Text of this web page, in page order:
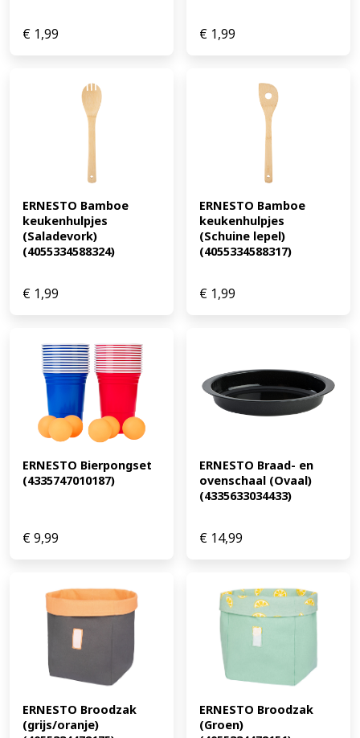
€ 1,99 € 1,99
ERNESTO Bamboe
keukenhulpjes
(Saladevork)
(4055334588324)
€ 1,99
ERNESTO Bamboe
keukenhulpjes
(Schuine lepel)
(4055334588317)
€ 1,99
ERNESTO Bierpongset
(4335747010187)
€9,99
ERNESTO Braad- en
ovenschaal (Ovaal)
(4335633034433)
€ 14,99
ERNESTO Broodzak
(grijs/oranje)
ERNESTO Broodzak
(Groen)